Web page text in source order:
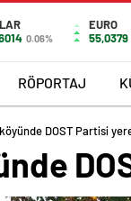
0.06%
EURO
55,0379
RÖPORTAJ
DOST Partisi